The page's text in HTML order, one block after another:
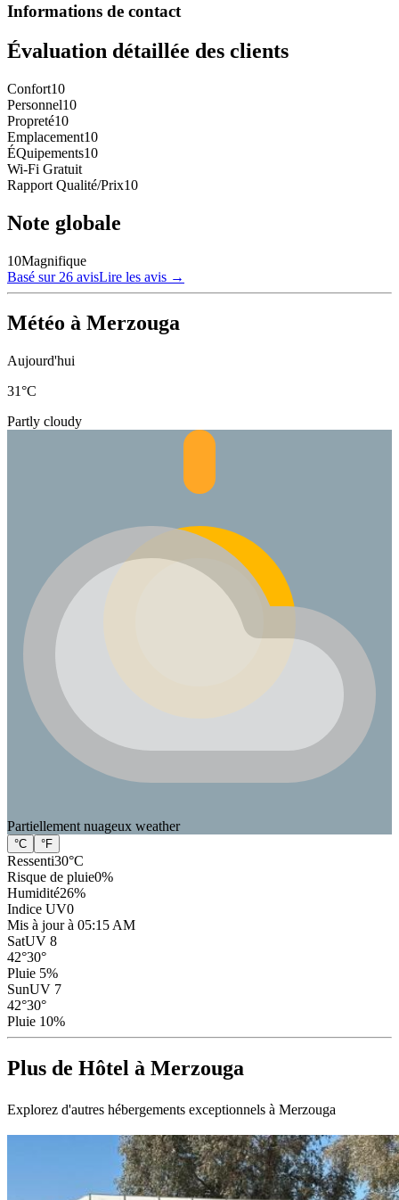
Informations de contact
Évaluation détaillée des clients
Confort10
Personnel10
Propreté10
Emplacement10
ÉQuipements10
Wi-Fi Gratuit
Rapport Qualité/Prix10
Note globale
10Magnifique
Basé sur 26 avisLire les avis →
Météo à Merzouga
Aujourd'hui
31°C
Partly cloudy
Partiellement nuageux weather
°C °F
Ressenti30°C
Risque de pluie0%
Humidité26%
Indice UV0
Mis à jour à 05:15 AM
SatUV 8
42°30°
Pluie 5%
SunUV 7
42°30°
Pluie 10%
Plus de Hôtel à Merzouga
Explorez d'autres hébergements exceptionnels à Merzouga